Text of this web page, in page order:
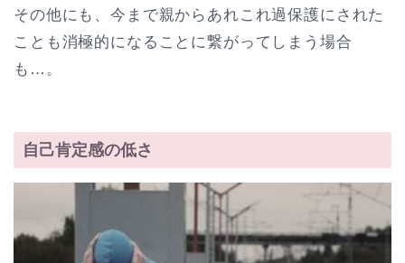
その他にも、今まで親からあれこれ過保護にされた
ことも消極的になることに繋がってしまう場合
も…。
自己肯定感の低さ